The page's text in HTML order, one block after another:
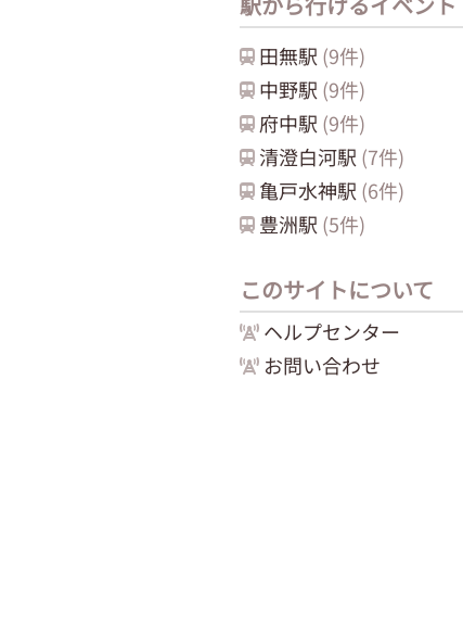
田無駅 (9件)
中野駅 (9件)
府中駅 (9件)
清澄白河駅 (7件)
亀戸水神駅 (6件)
豊洲駅 (5件)
このサイトについて
ヘルプセンター
お問い合わせ